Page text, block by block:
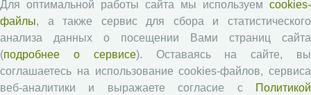
Экономические и социальные перемены
Проблемы развития территории
Вопросы территориального развития
Социальное пространство
Юный экономист
Для оптимальной работы сайта мы используем cookies-
файлы, а также сервис для сбора и статистического
анализа данных о посещении Вами страниц сайта
(подробнее о сервисе). Оставаясь на сайте, вы
соглашаетесь на использование cookies-файлов, сервиса
веб-аналитики и выражаете согласие с
Политикой